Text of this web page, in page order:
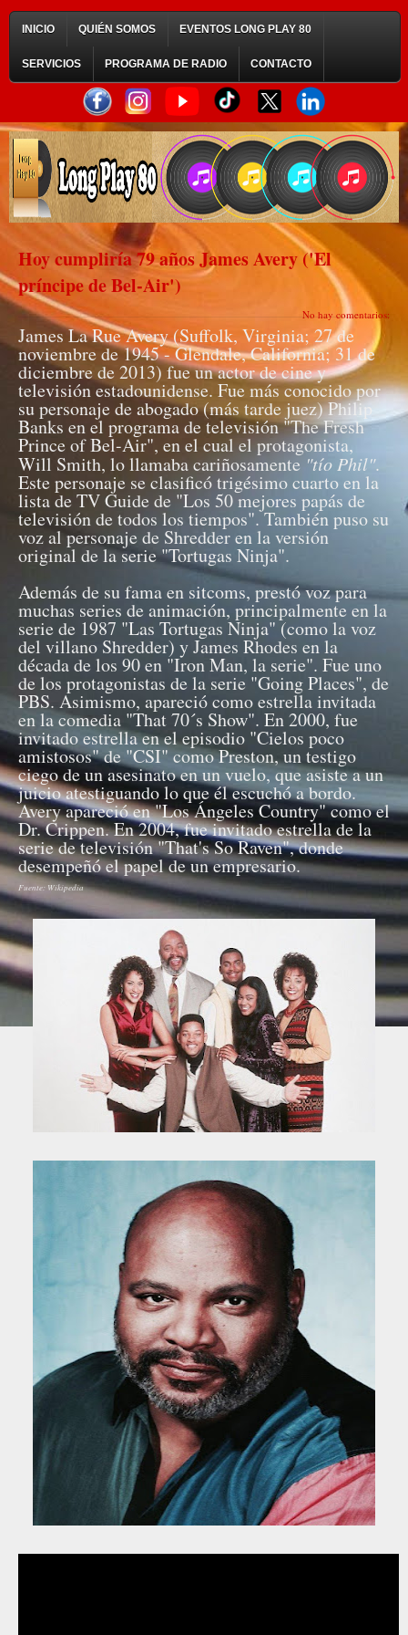
INICIO QUIÉN SOMOS EVENTOS LONG PLAY 80
SERVICIOS PROGRAMA DE RADIO CONTACTO
Hoy cumpliría 79 años James Avery ('El
príncipe de Bel-Air')
No hay comentarios:
James La Rue Avery (Suffolk, Virginia; 27 de
noviembre de 1945 - Glendale, California; 31 de
diciembre de 2013) fue un actor de cine y
televisión estadounidense. Fue más conocido por
su personaje de abogado (más tarde juez) Philip
Banks en el programa de televisión "The Fresh
Prince of Bel-Air", en el cual el protagonista,
Will Smith, lo llamaba cariñosamente "tío Phil".
Este personaje se clasificó trigésimo cuarto en la
lista de TV Guide de "Los 50 mejores papás de
televisión de todos los tiempos". También puso su
voz al personaje de Shredder en la versión
original de la serie "Tortugas Ninja".
Además de su fama en sitcoms, prestó voz para
muchas series de animación, principalmente en la
serie de 1987 "Las Tortugas Ninja" (como la voz
del villano Shredder) y James Rhodes en la
década de los 90 en "Iron Man, la serie". Fue uno
de los protagonistas de la serie "Going Places", de
PBS. Asimismo, apareció como estrella invitada
en la comedia "That 70´s Show". En 2000, fue
invitado estrella en el episodio "Cielos poco
amistosos" de "CSI" como Preston, un testigo
ciego de un asesinato en un vuelo, que asiste a un
juicio atestiguando lo que él escuchó a bordo.
Avery apareció en "Los Ángeles Country" como el
Dr. Crippen. En 2004, fue invitado estrella de la
serie de televisión "That's So Raven", donde
desempeñó el papel de un empresario.
Fuente: Wikipedia